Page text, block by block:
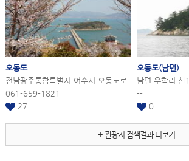
오동도
전남광주통합특별시 여수시 오동도로
061-659-1821
27
오동도(남면)
남면 우학리 산1
--
0
+ 관광지 검색결과 더보기